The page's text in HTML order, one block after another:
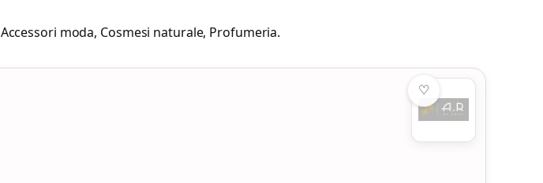
Accessori moda, Cosmesi naturale, Profumeria.
♡